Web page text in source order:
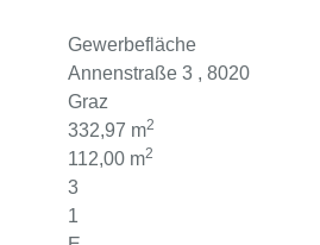
Gewerbefläche
Annenstraße 3 , 8020
Graz
332,97 m2
112,00 m2
3
1